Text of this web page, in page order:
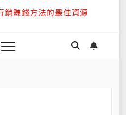
銷賺錢方法的最佳資源